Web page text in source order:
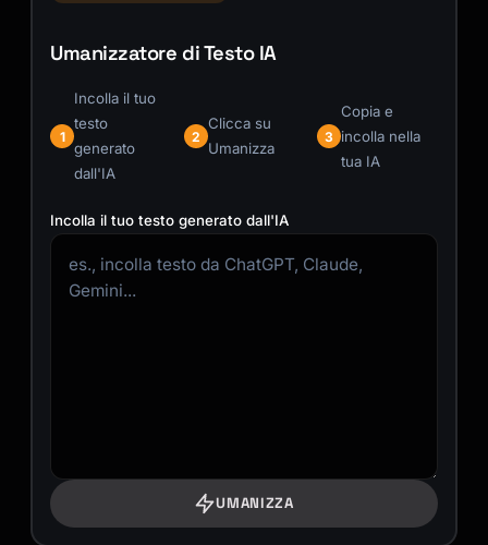
Umanizzatore di Testo IA
1
Incolla il tuo
testo
generato
dall'IA
2
Clicca su
Umanizza
3
Copia e
incolla nella
tua IA
Incolla il tuo testo generato dall'IA
UMANIZZA